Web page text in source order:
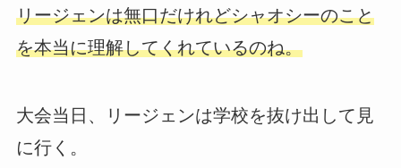
リージェンは無口だけれどシャオシーのこと
を本当に理解してくれているのね。
大会当日、リージェンは学校を抜け出して見
に行く。